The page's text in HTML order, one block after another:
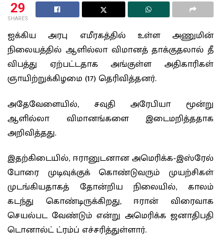
29
SHARES
ஐக்கிய அரபு எமீரகத்தில் உள்ள அணுமின்
நிலையத்தில் ஆளில்லா விமானத் தாக்குதலால் தீ
விபத்து ஏற்பட்டதாக அங்குள்ள அதிகாரிகள்
ஞாயிற்றுக்கிழமை (17) தெரிவித்தனர்.
அதேவேளையில், சவுதி அரேபியா மூன்று
ஆளில்லா விமானங்களை இடைமறித்ததாக
அறிவித்தது.
இதற்கிடையில், ஈரானுடனான அமெரிக்க-இஸ்ரேல்
போரை முடிவுக்குக் கொண்டுவரும் முயற்சிகள்
முடங்கியதாகத் தோன்றிய நிலையில், காலம்
கடந்து கொண்டிருக்கிறது, ஈரான் விரைவாக
செயல்பட வேண்டும் என்று அமெரிக்க ஜனாதிபதி
டொனால்ட் ட்ரம்ப் எச்சரித்துள்ளார்.